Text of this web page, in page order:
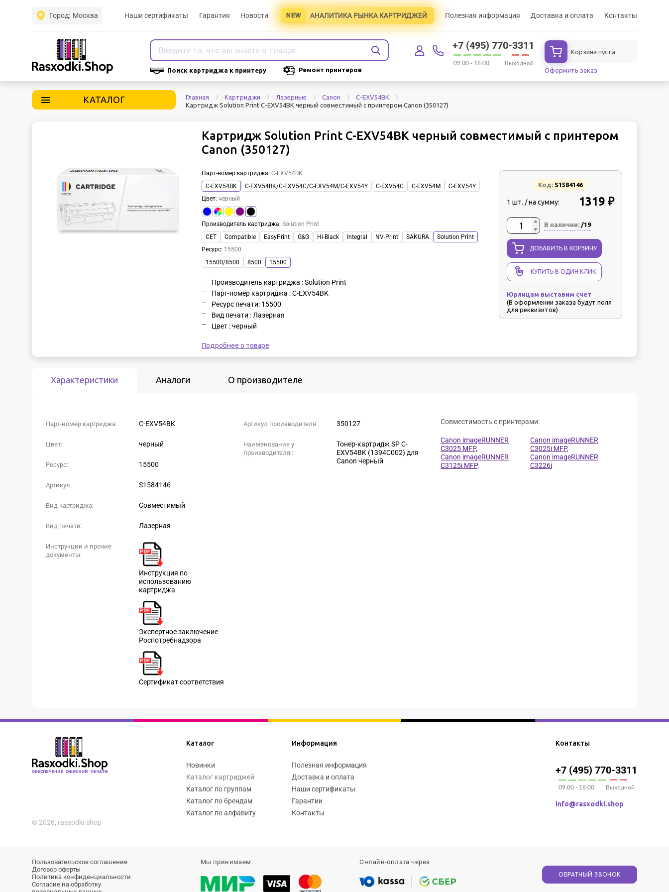
Город: Москва Наши сертификаты Гарантия Новости АНАЛИТИКА РЫНКА КАРТРИДЖЕЙ Полезная информация Доставка и оплата Контакты
Поиск картриджа к принтеру Ремонт принтеров
+7 (495) 770-3311
09:00 - 18:00 Выходной
Корзина пуста
Оформить заказ
КАТАЛОГ Главная Картриджи Лазерные Canon
C-EXV54BK
Картридж Solution Print C-EXV54BK черный совместимый с принтером Canon (350127)
Картридж Solution Print C-EXV54BK черный совместимый с принтером
Canon (350127)
Парт-номер картриджа: C-EXV54BK
C-EXV54BK
C-EXV54BK/C-EXV54C/C-EXV54M/C-EXV54Y C-EXV54C C-EXV54M
C-EXV54Y
Цвет: черный
Производитель картриджа: Solution Print
CET
Compatible EasyPrint G&G Hi-Black Integral NV-Print SAKURA
Solution Print
Ресурс: 15500
15500/8500
8500 15500
Производитель картриджа : Solution Print
Парт-номер картриджа : C-EXV54BK
Ресурс печати: 15500
Вид печати : Лазерная
Цвет : черный
Подробнее о товаре
Код: S1584146
1 шт. / на сумму: 1319 ₽
В наличии: /19
ДОБАВИТЬ В КОРЗИНУ
КУПИТЬ В ОДИН КЛИК
Юрлицам выставим счет
(В оформлении заказа будут поля
для реквизитов)
Характеристики Аналоги О производителе
Парт-номер картриджа: C-EXV54BK
Цвет: черный
Ресурс: 15500
Артикул: S1584146
Вид картриджа: Совместимый
Вид печати: Лазерная
Инструкции и прочие
документы:
Инструкция по
использованию
картриджа
Экспертное заключение
Роспотребнадзора
Сертификат соответствия
Артикул производителя : 350127
Наименование у
производителя :
Тонер-картридж SP C-
EXV54BK (1394C002) для
Canon черный
Совместимость с принтерами:
Canon imageRUNNER
C3025 MFP,
Canon imageRUNNER
C3025i MFP,
Canon imageRUNNER
C3125i MFP,
Canon imageRUNNER
C3226i
© 2026, rasxodki.shop
Каталог
Новинки
Каталог картриджей
Каталог по группам
Каталог по брендам
Каталог по алфавиту
Информация
Полезная информация
Доставка и оплата
Наши сертификаты
Гарантии
Контакты
Контакты
+7 (495) 770-3311
09:00 - 18:00 Выходной
info@rasxodki.shop
Пользовательское соглашение
Договор оферты
Политика конфиденциальности
Согласие на обработку
Мы принимаем: Онлайн-оплата через
ОБРАТНЫЙ ЗВОНОК